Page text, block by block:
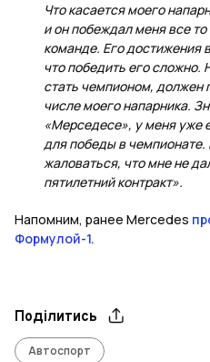
Что касается моего
и он побеждал меня все
команде. Его достижения
что победить его сложно.
стать чемпионом, должен
числе моего напарника.
«Мерседесе», у меня уже
для победы в
жаловаться, что мне не
пятилетний контракт».
Напомним, ранее Mercedes
Формулой-1.
Поділитись
Автоспорт